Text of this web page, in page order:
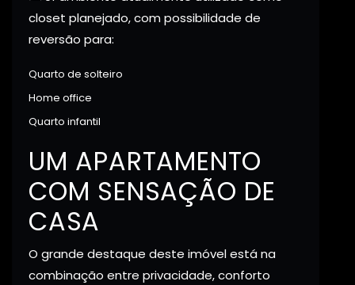
closet planejado, com possibilidade de
reversão para:
Quarto de solteiro
Home office
Quarto infantil
UM APARTAMENTO
COM SENSAÇÃO DE
CASA
O grande destaque deste imóvel está na
combinação entre privacidade, conforto